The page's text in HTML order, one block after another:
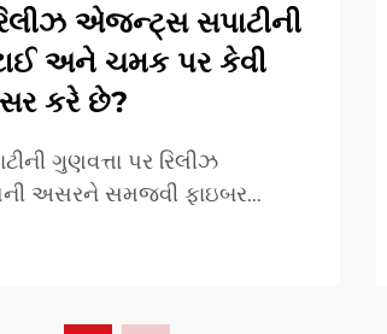
એજન્ટ્સ સપાટીની
અને ચમક પર કેવી
કરે છે?
ગુણવત્તા પર રિલીઝ
અસરને સમજવી ફાઇબર
દેખાવ અને કાર્યક્ષમતા
ઉત્પાદન પ્રક્રિયામાં